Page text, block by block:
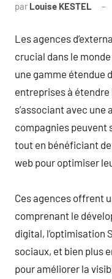
par Louise KESTEL
Les agences
crucial dans le
une gamme étendue
entreprises à
s’associant avec une
compagnies peuvent
tout en bénéficiant de
web pour optimiser
Ces agences offrent
comprenant le
digital, l’optimisation
sociaux, et bien plus
pour améliorer la